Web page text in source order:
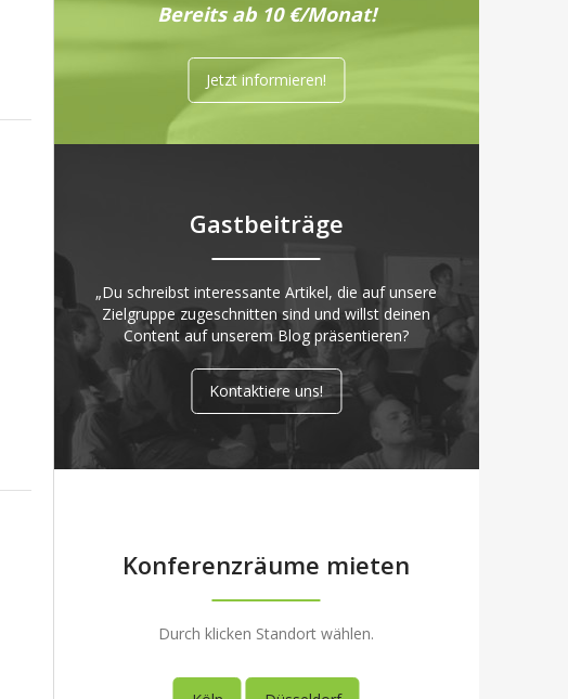
Bereits ab 10 €/Monat!
Jetzt informieren!
Gastbeiträge
„Du schreibst interessante Artikel, die auf unsere
Zielgruppe zugeschnitten sind und willst deinen
Content auf unserem Blog präsentieren?
Kontaktiere uns!
Konferenzräume mieten
Durch klicken Standort wählen.